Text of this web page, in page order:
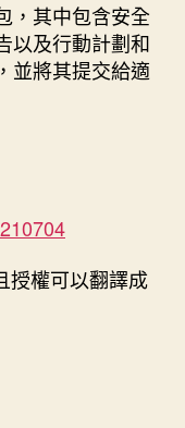
，其中包含安全
以及行動計劃和
並將其提交給適
授權可以翻譯成